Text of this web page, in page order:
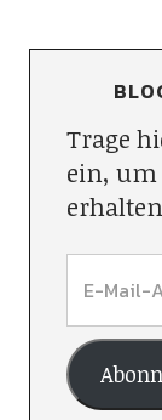
Trage
ein, um